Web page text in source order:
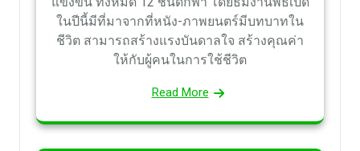
ในปีนี้มีที่มาจากที่หนัง-ภาพยนตร์มีบทบาทใน
ชีวิต สามารถสร้างแรงบันดาลใจ สร้างคุณค่า
ให้กับผู้คนในการใช้ชีวิต
Read More